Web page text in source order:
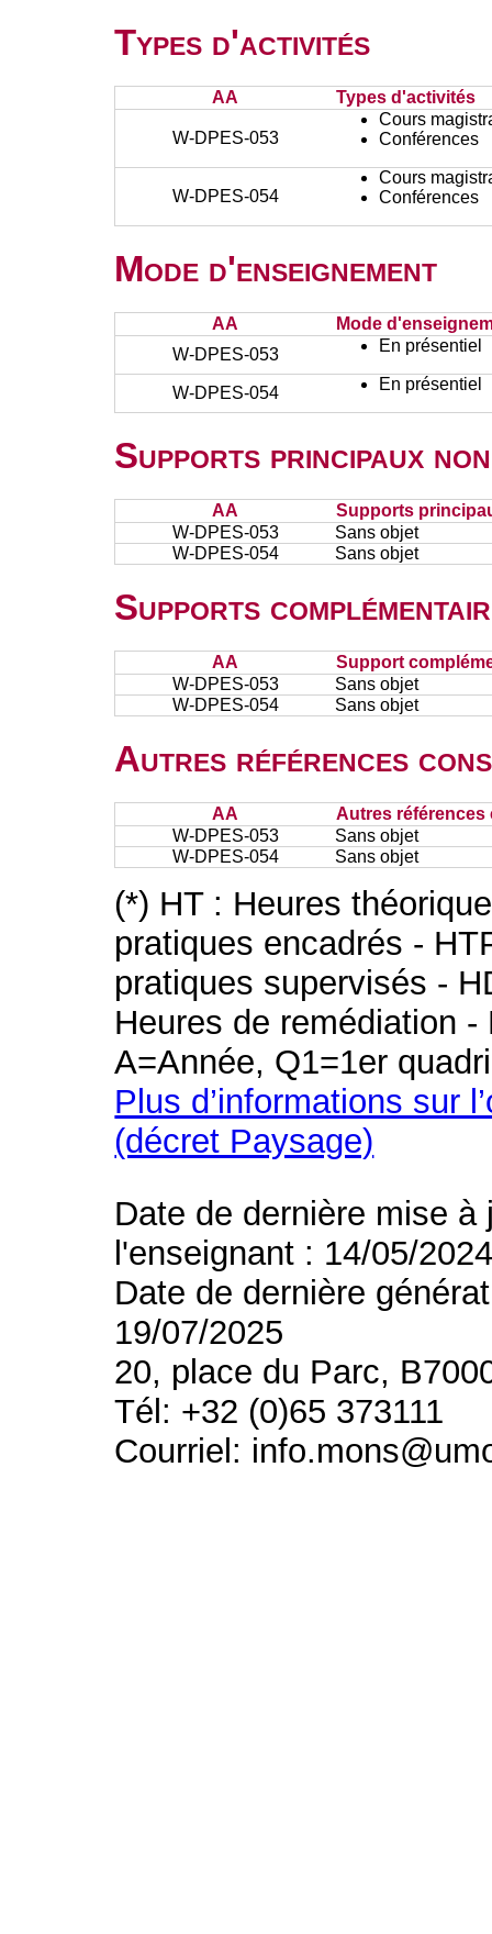
Types d'activités
AA Types d'activités
W-DPES-053
Cours
Conférences
W-DPES-054
Cours
Conférences
Mode d'enseignement
AA
Mode
W-DPES-053
En présentiel
W-DPES-054 En présentiel
Supports principaux
AA
Supports
W-DPES-053
Sans objet
W-DPES-054
Sans objet
Supports
AA
Support
W-DPES-053
Sans objet
W-DPES-054
Sans objet
Autres références
AA
Autres références
W-DPES-053
Sans objet
W-DPES-054
Sans objet
(*) HT : Heures
pratiques encadrés -
pratiques supervisés -
Heures de remédiation
A=Année, Q1=1er
Plus d’informations sur
(décret Paysage)
Date de dernière mise
l'enseignant : 14/05/
Date de dernière
19/07/2025
20, place du Parc,
Tél: +32 (0)65 373111
Courriel: